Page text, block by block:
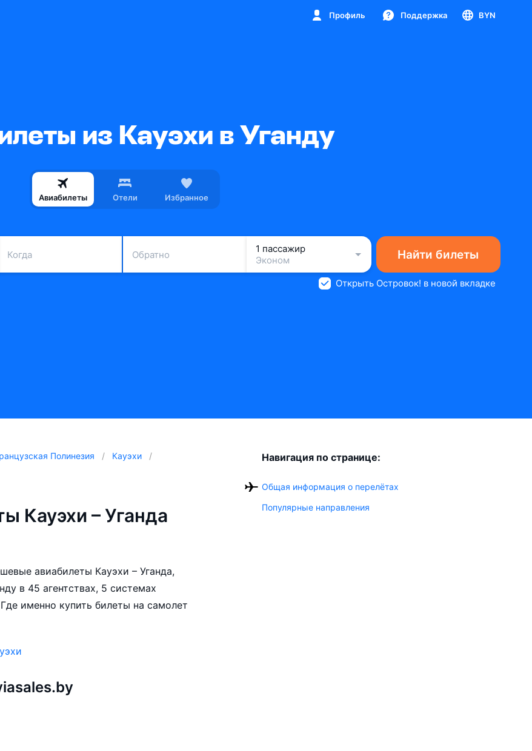
Профиль Поддержка BYN
из Кауэхи в Уганду
Авиабилеты Отели Избранное
Когда Обратно
1 пассажир
Эконом
Найти билеты
Открыть Островок! в новой вкладке
Полинезия
Кауэхи
Кауэхи – Уганда
авиабилеты Кауэхи – Уганда,
в 45 агентствах, 5 системах
именно купить билеты на самолет
Навигация по странице:
Общая информация о перелётах
Популярные направления